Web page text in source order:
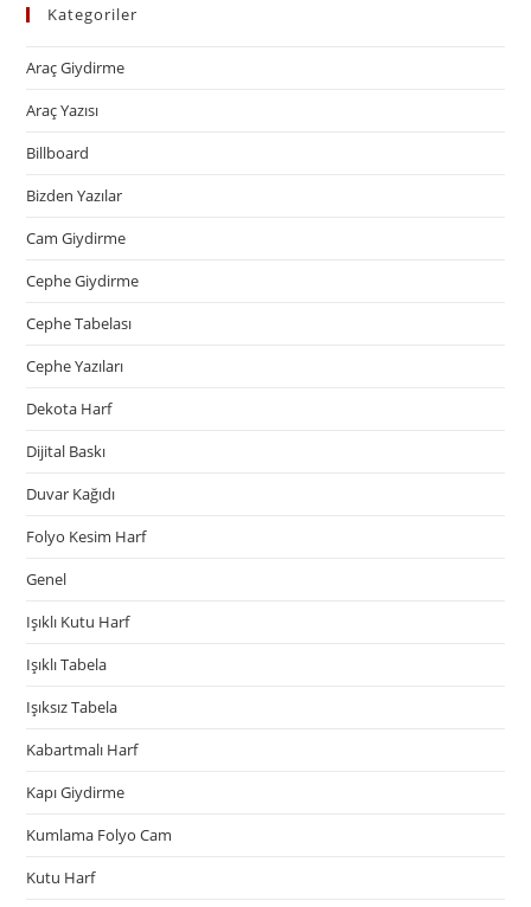
Kategoriler
Araç Giydirme
Araç Yazısı
Billboard
Bizden Yazılar
Cam Giydirme
Cephe Giydirme
Cephe Tabelası
Cephe Yazıları
Dekota Harf
Dijital Baskı
Duvar Kağıdı
Folyo Kesim Harf
Genel
Işıklı Kutu Harf
Işıklı Tabela
Işıksız Tabela
Kabartmalı Harf
Kapı Giydirme
Kumlama Folyo Cam
Kutu Harf